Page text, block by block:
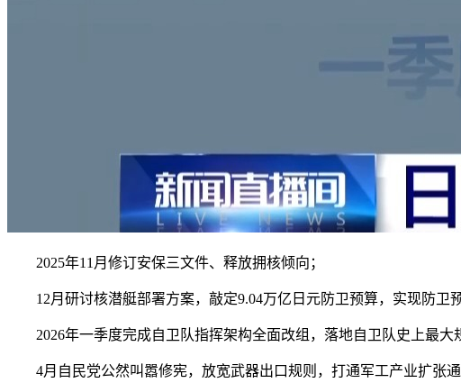
2025年11月修订安保三文件、释放拥核倾向；
12月研讨核潜艇部署方案，敲定9.04万亿日元防卫预算，实现防卫预
2026年一季度完成自卫队指挥架构全面改组，落地自卫队史上最大
4月自民党公然叫嚣修宪，放宽武器出口规则，打通军工产业扩张通